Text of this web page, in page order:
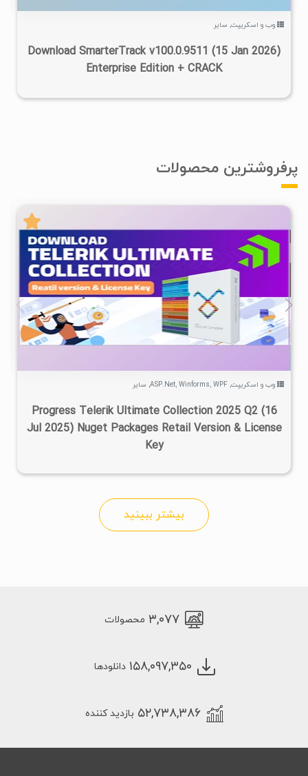
وب و اسکریپت, سایر
Download SmarterTrack v100.0.9511 (15 Jan 2026)
Enterprise Edition + CRACK
پرفروشترین محصولات
۱۰۰K ۱۴۰۴/۰۶/۰۳ ۱
وب و اسکریپت,
ASP.Net, Winforms, WPF
, سایر
Progress Telerik Ultimate Collection 2025 Q2 (16
Jul 2025) Nuget Packages Retail Version & License
Key
بیشتر ببینید
۳,۰۷۷ محصولات
۱۵۸,۰۹۷,۳۵۰ دانلودها
۵۲,۷۳۸,۳۸۶ بازدید کننده